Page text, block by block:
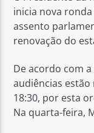
Rádio No ar
inicia nova
assento
renovação do
De acordo com
audiências estão
18:30, por esta
Na quarta-feira,